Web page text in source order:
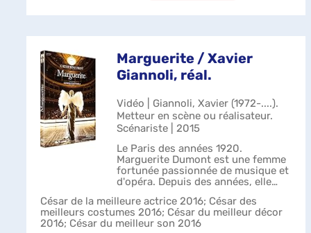
Marguerite / Xavier
Giannoli, réal.
Vidéo | Giannoli, Xavier (1972-....).
Metteur en scène ou réalisateur.
Scénariste | 2015
Le Paris des années 1920.
Marguerite Dumont est une femme
fortunée passionnée de musique et
d'opéra. Depuis des années, elle
cercle d'habitués. Mais Marguerite
chante tragiquement faux, et
personne ...
César de la meilleure actrice 2016; César des
meilleurs costumes 2016; César du meilleur décor
2016; César du meilleur son 2016